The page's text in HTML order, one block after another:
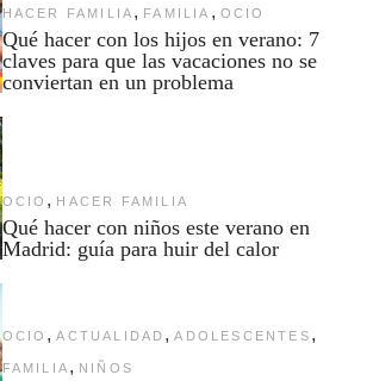
HACER FAMILIA , FAMILIA , OCIO
Qué hacer con los hijos en verano: 7
claves para que las vacaciones no se
conviertan en un problema
OCIO , HACER FAMILIA
Qué hacer con niños este verano en
Madrid: guía para huir del calor
OCIO , ACTUALIDAD , ADOLESCENTES ,
FAMILIA , NIÑOS